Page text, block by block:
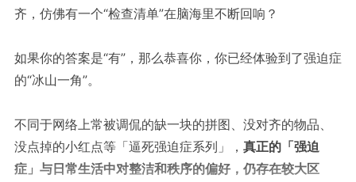
齐，仿佛有一个“检查清单”在脑海里不断回响？
如果你的答案是“有”，那么恭喜你，你已经体验到了强迫症
的“冰山一角”。
不同于网络上常被调侃的缺一块的拼图、没对齐的物品、
没点掉的小红点等「逼死强迫症系列」， 真正的「强迫
症」与日常生活中对整洁和秩序的偏好，仍存在较大区